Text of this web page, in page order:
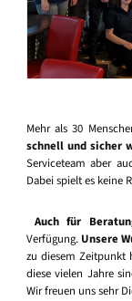
Mehr als 30
schnell und sicher
Serviceteam aber
Dabei spielt es keine
Auch für
Verfügung. Unsere
zu diesem Zeitpunkt
diese vielen Jahre
Wir freuen uns sehr